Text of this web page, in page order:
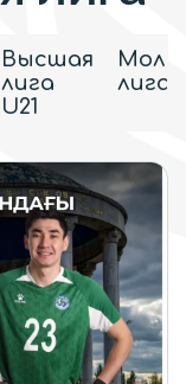
Высшая
лига
U21
лига